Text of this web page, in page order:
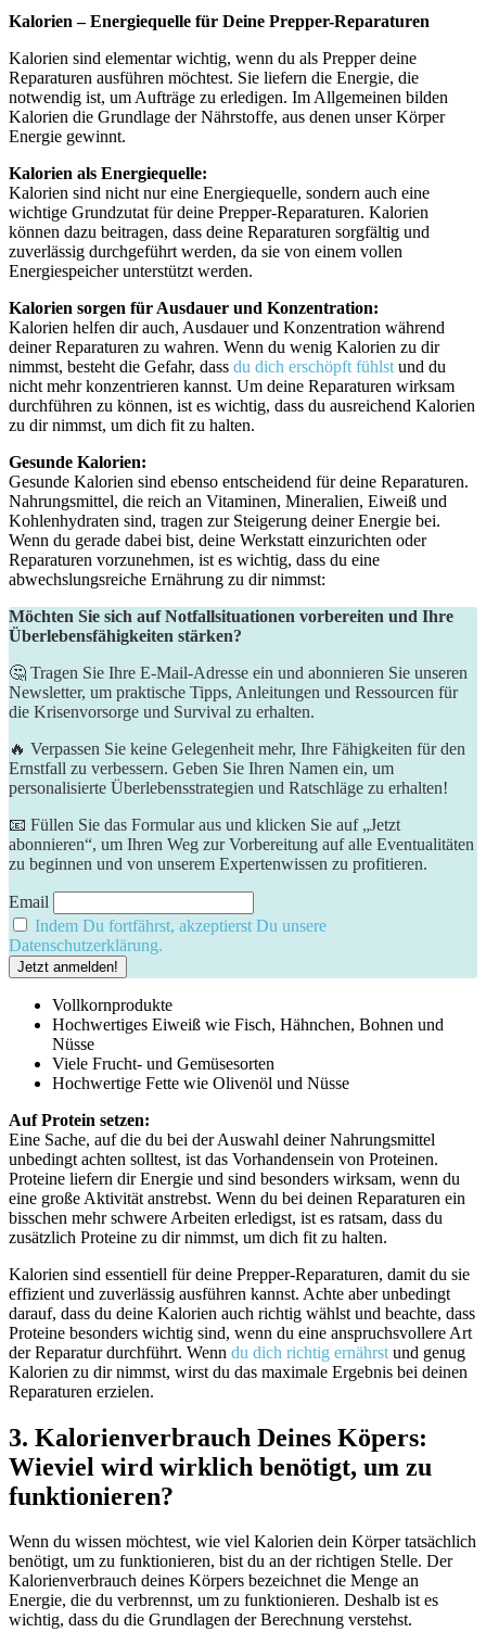
Kalorien – Energiequelle für Deine Prepper-Reparaturen
Kalorien sind elementar wichtig, wenn du als Prepper deine
Reparaturen ausführen möchtest. Sie liefern die Energie, die
notwendig ist, um Aufträge zu erledigen. Im Allgemeinen bilden
Kalorien die Grundlage der Nährstoffe, aus denen unser Körper
Energie gewinnt.
Kalorien als Energiequelle:
Kalorien sind nicht nur eine Energiequelle, sondern auch eine
wichtige Grundzutat für deine Prepper-Reparaturen. Kalorien
können dazu beitragen, dass deine Reparaturen sorgfältig und
zuverlässig durchgeführt werden, da sie von einem vollen
Energiespeicher unterstützt werden.
Kalorien sorgen für Ausdauer und Konzentration:
Kalorien helfen dir auch, Ausdauer und Konzentration während
deiner Reparaturen zu wahren. Wenn du wenig Kalorien zu dir
nimmst, besteht die Gefahr, dass du dich erschöpft fühlst und du
nicht mehr konzentrieren kannst. Um deine Reparaturen wirksam
durchführen zu können, ist es wichtig, dass du ausreichend Kalorien
zu dir nimmst, um dich fit zu halten.
Gesunde Kalorien:
Gesunde Kalorien sind ebenso entscheidend für deine Reparaturen.
Nahrungsmittel, die reich an Vitaminen, Mineralien, Eiweiß und
Kohlenhydraten sind, tragen zur Steigerung deiner Energie bei.
Wenn du gerade dabei bist, deine Werkstatt einzurichten oder
Reparaturen vorzunehmen, ist es wichtig, dass du eine
abwechslungsreiche Ernährung zu dir nimmst:
Möchten Sie sich auf Notfallsituationen vorbereiten und Ihre
Überlebensfähigkeiten stärken?
🤔 Tragen Sie Ihre E-Mail-Adresse ein und abonnieren Sie unseren
Newsletter, um praktische Tipps, Anleitungen und Ressourcen für
die Krisenvorsorge und Survival zu erhalten.
🔥 Verpassen Sie keine Gelegenheit mehr, Ihre Fähigkeiten für den
Ernstfall zu verbessern. Geben Sie Ihren Namen ein, um
personalisierte Überlebensstrategien und Ratschläge zu erhalten!
📧 Füllen Sie das Formular aus und klicken Sie auf „Jetzt
abonnieren“, um Ihren Weg zur Vorbereitung auf alle Eventualitäten
zu beginnen und von unserem Expertenwissen zu profitieren.
Email
Indem Du fortfährst, akzeptierst Du unsere
Datenschutzerklärung.
Vollkornprodukte
Hochwertiges Eiweiß wie Fisch, Hähnchen, Bohnen und
Nüsse
Viele Frucht- und Gemüsesorten
Hochwertige Fette wie Olivenöl und Nüsse
Auf Protein setzen:
Eine Sache, auf die du bei der Auswahl deiner Nahrungsmittel
unbedingt achten solltest, ist das Vorhandensein von Proteinen.
Proteine liefern dir Energie und sind besonders wirksam, wenn du
eine große Aktivität anstrebst. Wenn du bei deinen Reparaturen ein
bisschen mehr schwere Arbeiten erledigst, ist es ratsam, dass du
zusätzlich Proteine zu dir nimmst, um dich fit zu halten.
Kalorien sind essentiell für deine Prepper-Reparaturen, damit du sie
effizient und zuverlässig ausführen kannst. Achte aber unbedingt
darauf, dass du deine Kalorien auch richtig wählst und beachte, dass
Proteine besonders wichtig sind, wenn du eine anspruchsvollere Art
der Reparatur durchführt. Wenn du dich richtig ernährst und genug
Kalorien zu dir nimmst, wirst du das maximale Ergebnis bei deinen
Reparaturen erzielen.
3. Kalorienverbrauch Deines Köpers:
Wieviel wird wirklich benötigt, um zu
funktionieren?
Wenn du wissen möchtest, wie viel Kalorien dein Körper tatsächlich
benötigt, um zu funktionieren, bist du an der richtigen Stelle. Der
Kalorienverbrauch deines Körpers bezeichnet die Menge an
Energie, die du verbrennst, um zu funktionieren. Deshalb ist es
wichtig, dass du die Grundlagen der Berechnung verstehst.